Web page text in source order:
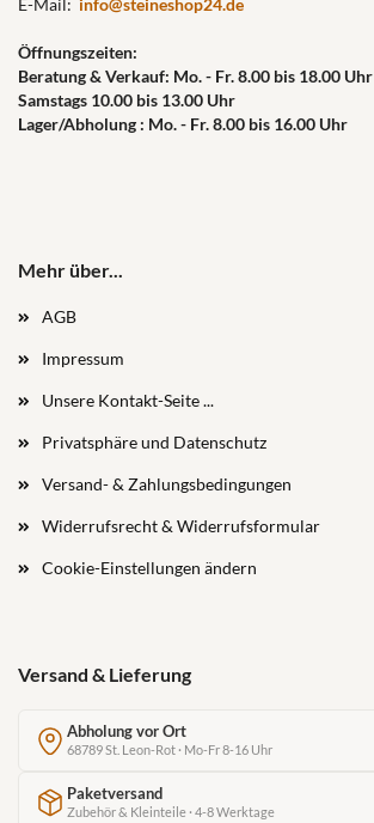
E-Mail: info@steineshop24.de
Öffnungszeiten:
Beratung & Verkauf: Mo. - Fr. 8.00 bis 18.00 Uhr
Samstags 10.00 bis 13.00 Uhr
Lager/Abholung : Mo. - Fr. 8.00 bis 16.00 Uhr
Mehr über...
AGB
Impressum
Unsere Kontakt-Seite ...
Privatsphäre und Datenschutz
Versand- & Zahlungsbedingungen
Widerrufsrecht & Widerrufsformular
Cookie-Einstellungen ändern
Versand & Lieferung
Abholung vor Ort
68789 St. Leon-Rot · Mo-Fr 8-16 Uhr
Paketversand
Zubehör & Kleinteile · 4-8 Werktage